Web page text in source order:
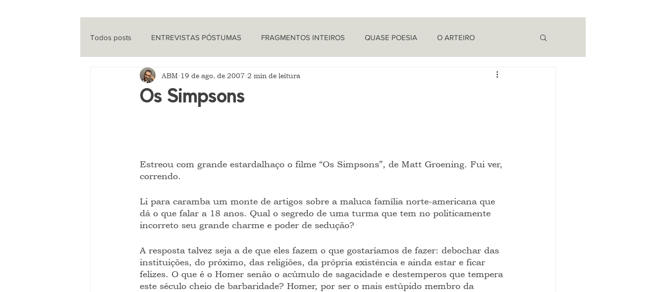
Todos posts ENTREVISTAS PÓSTUMAS FRAGMENTOS INTEIROS QUASE POESIA O ARTEIRO
ENTREVISTAS CINEMA PROVOCAÇÕES NADA FILOSÓFICAS
Os Simpsons
ABM 19 de ago. de 2007 2 min de leitura
Estreou com grande estardalhaço o filme “Os Simpsons”, de Matt Groening. Fui ver,
correndo.
Li para caramba um monte de artigos sobre a maluca família norte-americana que
dá o que falar a 18 anos. Qual o segredo de uma turma que tem no politicamente
incorreto seu grande charme e poder de sedução?
A resposta talvez seja a de que eles fazem o que gostaríamos de fazer: debochar das
instituições, do próximo, das religiões, da própria existência e ainda estar e ficar
felizes. O que é o Homer senão o acúmulo de sagacidade e destemperos que tempera
este século cheio de barbaridade? Homer, por ser o mais estúpido membro da